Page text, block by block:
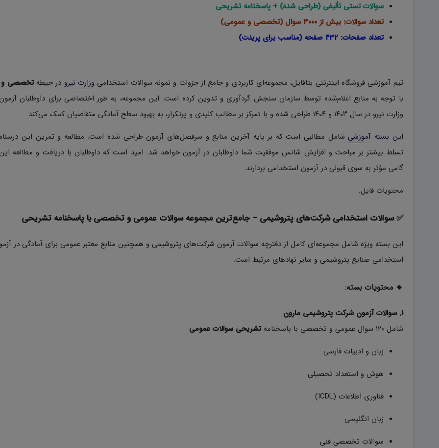
سوالات تستی تألیفی (طراحی شده) + پاسخنامه تشریحی
تعداد سوالات: بیش از ۳۰۰۰ سوال (تخصصی و عمومی)
تعداد صفحات: ۴۳۲ صفحه (مناسب برای پرینت)
تیم آموزشی فروشگاه اینترنتی بتافایل، مجموعه‌ای کاربردی و جامع از جزوات و نمونه سوالات استخدامیوزارت نیرو در حیطهتخصصی و
با توجه به منابع اعلام‌شده توسط سازمان سنجش گردآوری و تدوین کرده است. این مجموعه، به طور اختصاصی برای داوطلبان
وزارت نیرو در سال ۱۴۰۳ و ۱۴۰۴ طراحی شده و با تمرکز بر مطالب کلیدی و پرتکرار، به بهبود سطح آمادگی متقاضیان کمک می‌کند.
این بسته آموزشیشامل مطالبی است که بر پایه آخرین منابع و سرفصل‌های آزمون طراحی شده است. مطالعه و تمرین این
تسلط بیشتر بر مباحث و افزایش شانس موفقیت شما داوطلبان در آزمون خواهد شد. امید است که داوطلبان با دریافت و مطالعه
گامی مؤثر به سوی قبولی در آزمون استخدامی بردارند.
محتویات فایل:
✅سوالات استخدامی شرکت‌های پتروشیمی – جامع‌ترین مجموعه سوالات عمومی و تخصصی با پاسخنامه تشریحی
این بسته ویژه شامل مجموعه‌ای کامل از دفترچه‌ سوالات آزمون‌ شرکت‌های پتروشیمی و همچنین منابع معتبر عمومی برای آمادگی در
استخدامی صنایع پتروشیمی و سایر نهادهای مرتبط است.
🔹 محتویات بسته:
۱. سوالات آزمون شرکت پتروشیمی مارون
شامل ۱۲۰ سوال عمومی و تخصصی با پاسخنامه
تشریحی سوالات عمومی
زبان و ادبیات فارسی
هوش و استعداد تحصیلی
فناوری اطلاعات (ICDL)
زبان انگلیسی
سوالات تخصصی فنی